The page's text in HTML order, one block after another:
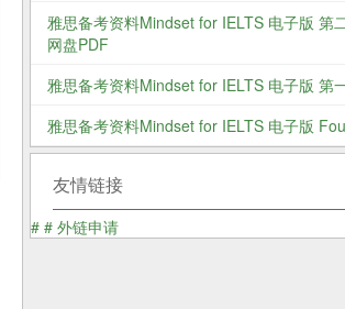
雅思备考资料Mindset for IELTS 电子版 第
网盘PDF
雅思备考资料Mindset for IELTS 电子版 第
雅思备考资料Mindset for IELTS 电子版
友情链接
# # 外链申请